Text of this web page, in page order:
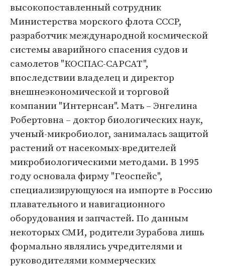
высокопоставленный сотрудник
Министерства морского флота СССР,
разработчик международной космической
системы аварийного спасения судов и
самолетов "КОСПАС-САРСАТ",
впоследствии владелец и директор
внешнеэкономической и торговой
компании "Интернсан". Мать – Энгелина
Робертовна – доктор биологических наук,
ученый-микробиолог, занималась защитой
растений от насекомых-вредителей
микробиологическими методами. В 1995
году основала фирму "Геоспейс",
специализирующуюся на импорте в Россию
плавательного и навигационного
оборудования и запчастей. По данным
некоторых СМИ, родители Зурабова лишь
формально являлись учредителями и
руководителями коммерческих